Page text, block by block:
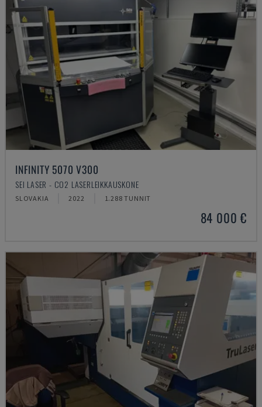
INFINITY 5070 V300
SEI LASER - CO2 LASERLEIKKAUSKONE
SLOVAKIA 2022 1.288 TUNNIT
84 000 €